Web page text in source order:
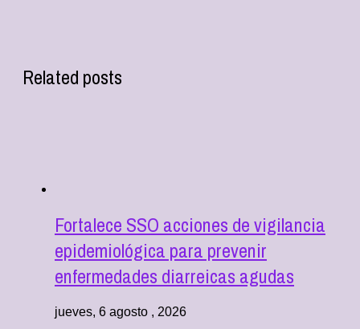
Related posts
Fortalece SSO acciones de vigilancia
epidemiológica para prevenir
enfermedades diarreicas agudas
jueves, 6 agosto , 2026